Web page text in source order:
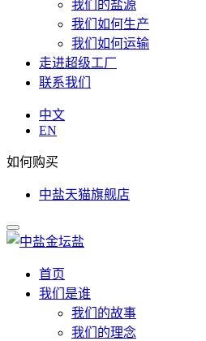
我们的盐源
我们如何生产
我们如何运输
走进超级工厂
联系我们
中文
EN
如何购买
中盐天猫旗舰店
首页
我们是谁
我们的故事
我们的理念